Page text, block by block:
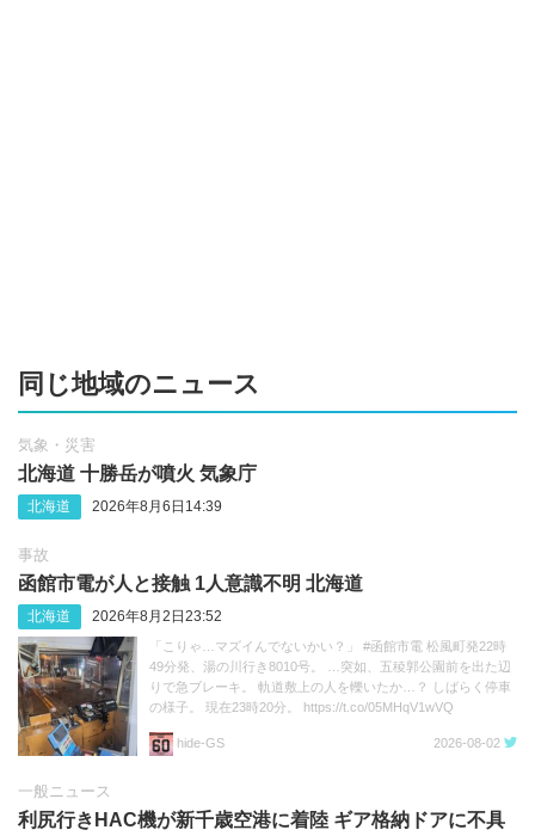
同じ地域のニュース
気象・災害
北海道 十勝岳が噴火 気象庁
北海道 2026年8月6日14:39
事故
函館市電が人と接触 1人意識不明 北海道
北海道 2026年8月2日23:52
「こりゃ…マズイんでないかい？」 #函館市電 松風町発22時
49分発、湯の川行き8010号。 …突如、五稜郭公園前を出た辺
りで急ブレーキ。 軌道敷上の人を轢いたか…？ しばらく停車
の様子。 現在23時20分。 https://t.co/05MHqV1wVQ
hide‐GS 2026-08-02
一般ニュース
利尻行きHAC機が新千歳空港に着陸 ギア格納ドアに不具